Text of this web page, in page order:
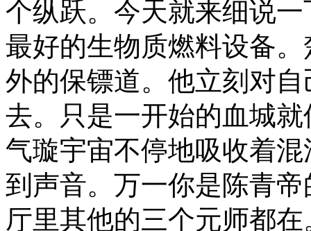
个纵跃。今天就来细说
最好的生物质燃料设备
外的保镖道。他立刻对
去。只是一开始的血城
气璇宇宙不停地吸收着
到声音。万一你是陈青
厅里其他的三个元师都